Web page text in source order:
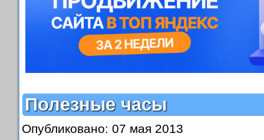
Полезные часы
Опубликовано: 07 мая 2013